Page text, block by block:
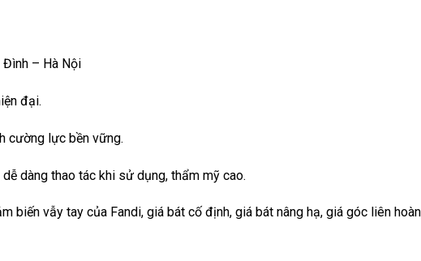
Đình – Hà Nội
đại.
cường lực bền vững.
dàng thao tác khi sử dụng, thẩm mỹ cao.
biến vẫy tay của Fandi, giá bát cố định, giá bát nâng hạ, giá góc liên